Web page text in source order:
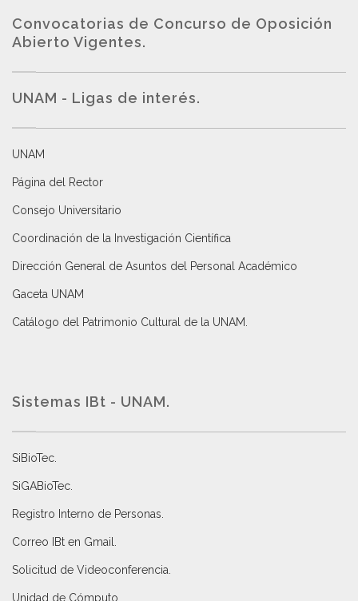
Convocatorias de Concurso de Oposición
Abierto Vigentes.
UNAM - Ligas de interés.
UNAM
Página del Rector
Consejo Universitario
Coordinación de la Investigación Científica
Dirección General de Asuntos del Personal Académico
Gaceta UNAM
Catálogo del Patrimonio Cultural de la UNAM.
Sistemas IBt - UNAM.
SiBioTec
SiGABioTec.
Registro Interno de Personas
Correo IBt en Gmail
Solicitud de Videoconferencia.
Unidad de Cómputo